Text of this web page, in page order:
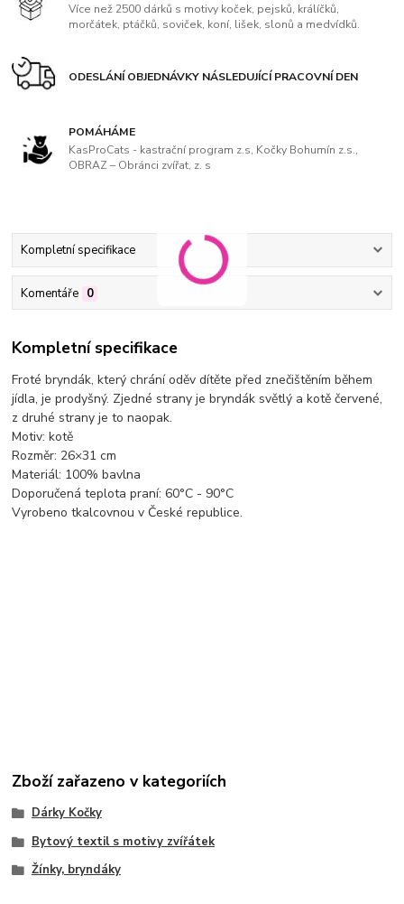
Více než 2500 dárků s motivy koček, pejsků, králíčků,
morčátek, ptáčků, soviček, koní, lišek, slonů a medvídků.
ODESLÁNÍ OBJEDNÁVKY NÁSLEDUJÍCÍ PRACOVNÍ DEN
POMÁHÁME
KasProCats - kastrační program z.s, Kočky Bohumín z.s.,
OBRAZ – Obránci zvířat, z. s
Kompletní specifikace
Komentáře 0
Kompletní specifikace
Froté bryndák, který chrání oděv dítěte před znečištěním během
jídla, je prodyšný. Zjedné strany je bryndák světlý a kotě červené,
z druhé strany je to naopak.
Motiv: kotě
Rozměr: 26×31 cm
Materiál: 100% bavlna
Doporučená teplota praní: 60°C - 90°C
Vyrobeno tkalcovnou v České republice.
Zboží zařazeno v kategoriích
Dárky Kočky
Bytový textil s motivy zvířátek
Žínky, bryndáky